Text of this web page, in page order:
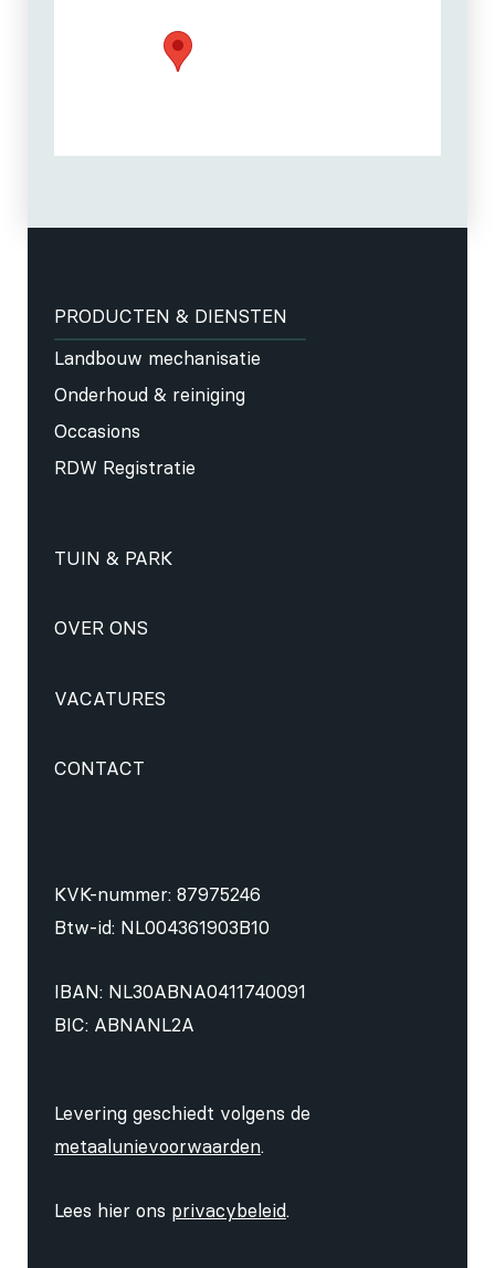
PRODUCTEN & DIENSTEN
Landbouw mechanisatie
Onderhoud & reiniging
Occasions
RDW Registratie
TUIN & PARK
OVER ONS
VACATURES
CONTACT
KVK-nummer: 87975246
Btw-id: NL004361903B10
IBAN: NL30ABNA0411740091
BIC: ABNANL2A
Levering geschiedt volgens de
metaalunievoorwaarden.
Lees hier ons privacybeleid.